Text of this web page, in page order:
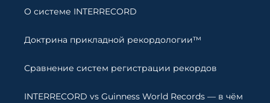
О системе INTERRECORD
Доктрина прикладной рекордологии™
Сравнение систем регистрации рекордов
INTERRECORD vs Guinness World Records — в чём